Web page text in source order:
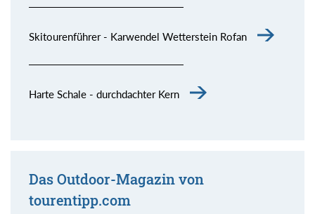
Skitourenführer - Karwendel Wetterstein Rofan
Harte Schale - durchdachter Kern
Das Outdoor-Magazin von
tourentipp.com